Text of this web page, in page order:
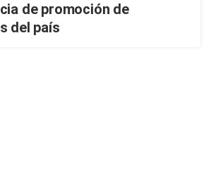
de promoción de
del país